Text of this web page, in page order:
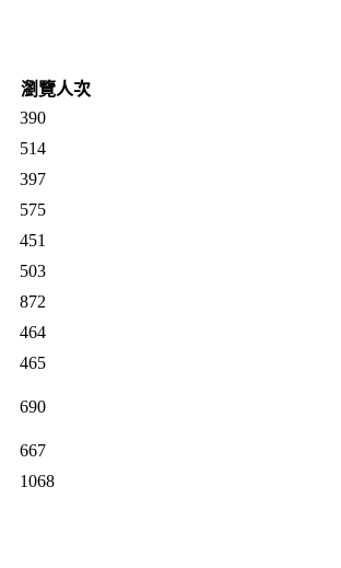
瀏覽人次
390
514
397
575
451
503
872
464
465
690
667
1068